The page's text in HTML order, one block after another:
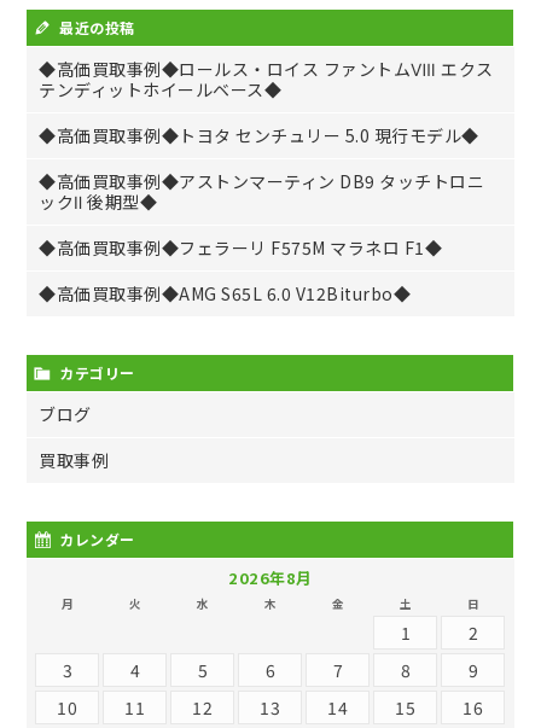
最近の投稿
◆高価買取事例◆ロールス・ロイス ファントムⅧ エクス
テンディットホイールベース◆
◆高価買取事例◆トヨタ センチュリー 5.0 現行モデル◆
◆高価買取事例◆アストンマーティン DB9 タッチトロニ
ックⅡ 後期型◆
◆高価買取事例◆フェラーリ F575M マラネロ F1◆
◆高価買取事例◆AMG S65L 6.0 V12Biturbo◆
カテゴリー
ブログ
買取事例
カレンダー
2026年8月
月 火 水 木 金 土 日
1
2
3
4 5 6 7 8
9
10
11 12 13 14 15
16